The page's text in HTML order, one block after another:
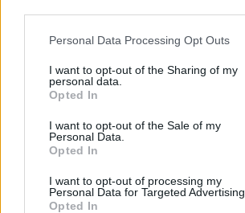
Personal Data Processing Opt Outs
I want to opt-out of the Sharing of my
personal data.
Opted In
I want to opt-out of the Sale of my
Personal Data.
Opted In
I want to opt-out of processing my
Personal Data for Targeted Advertising.
Opted In
EKAB αεροδιακομιδή Φολέγανδρος
healthstories